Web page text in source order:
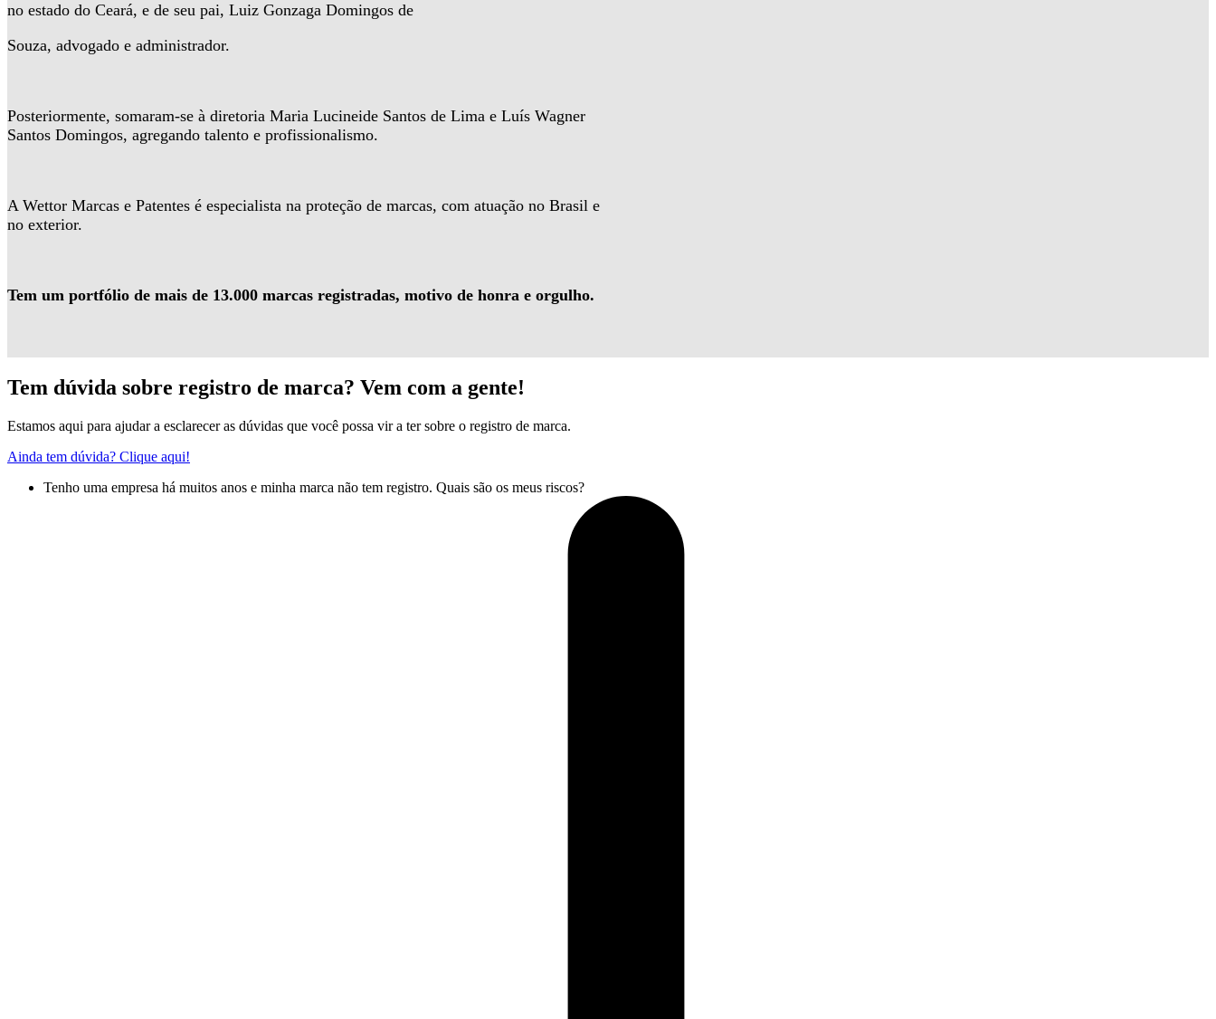
no estado do Ceará, e de seu pai, Luiz Gonzaga Domingos de
Souza, advogado e administrador.
Posteriormente, somaram-se à diretoria Maria Lucineide Santos de Lima e Luís Wagner
Santos Domingos, agregando talento e profissionalismo.
A Wettor Marcas e Patentes é especialista na proteção de marcas, com atuação no Brasil e
no exterior.
Tem um portfólio de mais de 13.000 marcas registradas, motivo de honra e orgulho.
Tem dúvida sobre registro de marca? Vem com a gente!
Estamos aqui para ajudar a esclarecer as dúvidas que você possa vir a ter sobre o registro de marca.
Ainda tem dúvida? Clique aqui!
Tenho uma empresa há muitos anos e minha marca não tem registro. Quais são os meus riscos?